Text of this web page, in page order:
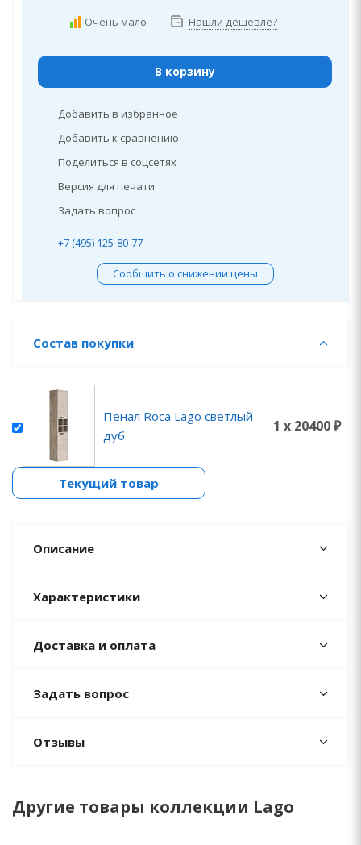
Очень мало Нашли дешевле?
В корзину
Добавить в избранное
Добавить к сравнению
Поделиться в соцсетях
Версия для печати
Задать вопрос
+7 (495) 125-80-77
Сообщить о снижении цены
Состав покупки
Пенал Roca Lago светлый
дуб
1 x 20400 ₽
Текущий товар
Описание
Характеристики
Доставка и оплата
Задать вопрос
Отзывы
Другие товары коллекции Lago